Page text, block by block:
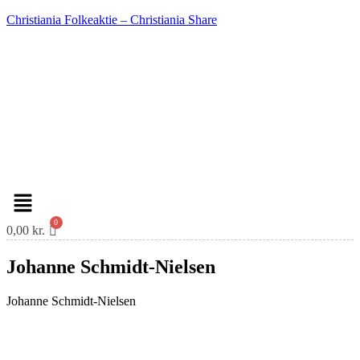
Christiania Folkeaktie – Christiania Share
Menu
0,00 kr.
Johanne Schmidt-Nielsen
Johanne Schmidt-Nielsen